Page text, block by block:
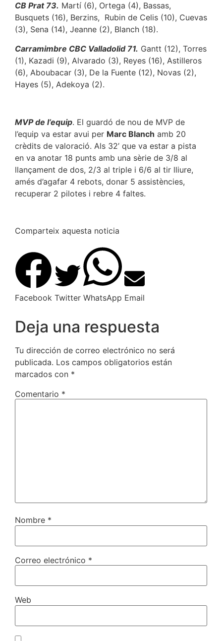
CB Prat 73. Martí (6), Ortega (4), Bassas,
Busquets (16), Berzins, Rubin de Celis (10), Cuevas
(3), Sena (14), Jeanne (2), Blanch (18).
Carramimbre CBC Valladolid 71. Gantt (12), Torres
(1), Kazadi (9), Alvarado (3), Reyes (16), Astilleros
(6), Aboubacar (3), De la Fuente (12), Novas (2),
Hayes (5), Adekoya (2).
MVP de l’equip. El guardó de nou de MVP de
l’equip va estar avui per Marc Blanch amb 20
crèdits de valoració. Als 32’ que va estar a pista
en va anotar 18 punts amb una sèrie de 3/8 al
llançament de dos, 2/3 al triple i 6/6 al tir lliure,
amés d’agafar 4 rebots, donar 5 assistències,
recuperar 2 pilotes i rebre 4 faltes.
Comparteix aquesta noticia
Facebook Twitter WhatsApp Email
Deja una respuesta
Tu dirección de correo electrónico no será
publicada. Los campos obligatorios están
marcados con *
Comentario *
Nombre *
Correo electrónico *
Web